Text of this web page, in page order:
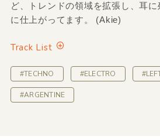
ど、トレンドの領域を拡張し、耳
に仕上がってます。 (Akie)
Track List
#TECHNO #ELECTRO
#ARGENTINE